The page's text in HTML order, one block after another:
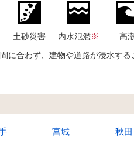
土砂災害 内水氾濫※ 高
に合わず、建物や道路が浸水する
宮城 秋田